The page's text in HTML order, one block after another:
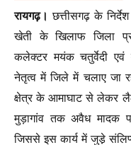
रायगढ़। छत्तीसगढ़ के
खेती के खिलाफ जिला
कलेक्टर मयंक चतुर्वेदी एवं
नेतृत्व में जिले में चलाए जा
क्षेत्र के आमाघाट से लेकर
मुड़ागांव तक अवैध मादक
जिससे इस कार्य में जुडे़